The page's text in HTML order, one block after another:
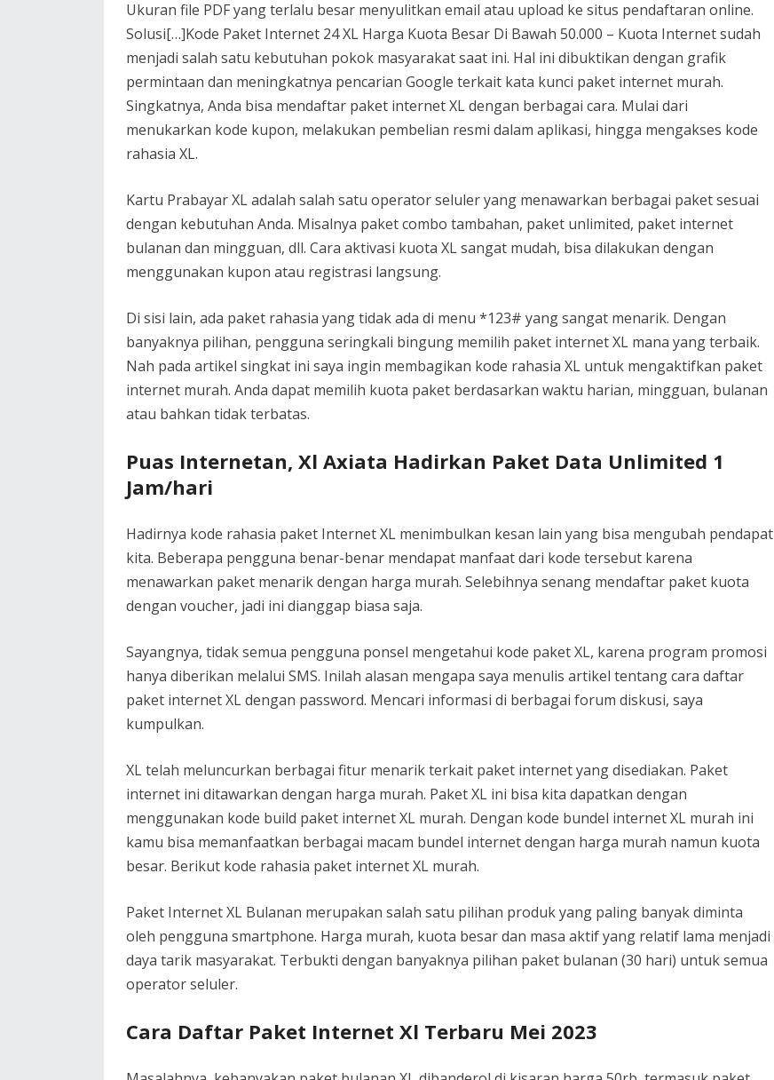
Ukuran file PDF yang terlalu besar menyulitkan email atau upload ke situs pendaftaran online.
Solusi[…]Kode Paket Internet 24 XL Harga Kuota Besar Di Bawah 50.000 – Kuota Internet sudah
menjadi salah satu kebutuhan pokok masyarakat saat ini. Hal ini dibuktikan dengan grafik
permintaan dan meningkatnya pencarian Google terkait kata kunci paket internet murah.
Singkatnya, Anda bisa mendaftar paket internet XL dengan berbagai cara. Mulai dari
menukarkan kode kupon, melakukan pembelian resmi dalam aplikasi, hingga mengakses kode
rahasia XL.
Kartu Prabayar XL adalah salah satu operator seluler yang menawarkan berbagai paket sesuai
dengan kebutuhan Anda. Misalnya paket combo tambahan, paket unlimited, paket internet
bulanan dan mingguan, dll. Cara aktivasi kuota XL sangat mudah, bisa dilakukan dengan
menggunakan kupon atau registrasi langsung.
Di sisi lain, ada paket rahasia yang tidak ada di menu *123# yang sangat menarik. Dengan
banyaknya pilihan, pengguna seringkali bingung memilih paket internet XL mana yang terbaik.
Nah pada artikel singkat ini saya ingin membagikan kode rahasia XL untuk mengaktifkan paket
internet murah. Anda dapat memilih kuota paket berdasarkan waktu harian, mingguan, bulanan
atau bahkan tidak terbatas.
Puas Internetan, Xl Axiata Hadirkan Paket Data Unlimited 1
Jam/hari
Hadirnya kode rahasia paket Internet XL menimbulkan kesan lain yang bisa mengubah pendapat
kita. Beberapa pengguna benar-benar mendapat manfaat dari kode tersebut karena
menawarkan paket menarik dengan harga murah. Selebihnya senang mendaftar paket kuota
dengan voucher, jadi ini dianggap biasa saja.
Sayangnya, tidak semua pengguna ponsel mengetahui kode paket XL, karena program promosi
hanya diberikan melalui SMS. Inilah alasan mengapa saya menulis artikel tentang cara daftar
paket internet XL dengan password. Mencari informasi di berbagai forum diskusi, saya
kumpulkan.
XL telah meluncurkan berbagai fitur menarik terkait paket internet yang disediakan. Paket
internet ini ditawarkan dengan harga murah. Paket XL ini bisa kita dapatkan dengan
menggunakan kode build paket internet XL murah. Dengan kode bundel internet XL murah ini
kamu bisa memanfaatkan berbagai macam bundel internet dengan harga murah namun kuota
besar. Berikut kode rahasia paket internet XL murah.
Paket Internet XL Bulanan merupakan salah satu pilihan produk yang paling banyak diminta
oleh pengguna smartphone. Harga murah, kuota besar dan masa aktif yang relatif lama menjadi
daya tarik masyarakat. Terbukti dengan banyaknya pilihan paket bulanan (30 hari) untuk semua
operator seluler.
Cara Daftar Paket Internet Xl Terbaru Mei 2023